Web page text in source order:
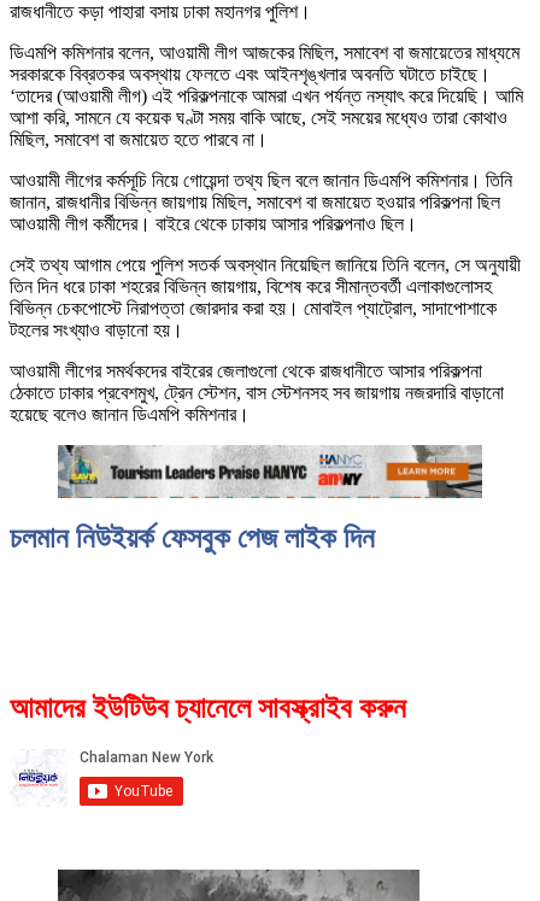
রাজধানীতে কড়া পাহারা বসায় ঢাকা মহানগর পুলিশ।
ডিএমপি কমিশনার বলেন, আওয়ামী লীগ আজকের মিছিল, সমাবেশ বা জমায়েতের মাধ্যমে
সরকারকে বিব্রতকর অবস্থায় ফেলতে এবং আইনশৃঙ্খলার অবনতি ঘটাতে চাইছে।
‘তাদের (আওয়ামী লীগ) এই পরিকল্পনাকে আমরা এখন পর্যন্ত নস্যাৎ করে দিয়েছি। আমি
আশা করি, সামনে যে কয়েক ঘণ্টা সময় বাকি আছে, সেই সময়ের মধ্যেও তারা কোথাও
মিছিল, সমাবেশ বা জমায়েত হতে পারবে না।
আওয়ামী লীগের কর্মসূচি নিয়ে গোয়েন্দা তথ্য ছিল বলে জানান ডিএমপি কমিশনার। তিনি
জানান, রাজধানীর বিভিন্ন জায়গায় মিছিল, সমাবেশ বা জমায়েত হওয়ার পরিকল্পনা ছিল
আওয়ামী লীগ কর্মীদের। বাইরে থেকে ঢাকায় আসার পরিকল্পনাও ছিল।
সেই তথ্য আগাম পেয়ে পুলিশ সতর্ক অবস্থান নিয়েছিল জানিয়ে তিনি বলেন, সে অনুযায়ী
তিন দিন ধরে ঢাকা শহরের বিভিন্ন জায়গায়, বিশেষ করে সীমান্তবর্তী এলাকাগুলোসহ
বিভিন্ন চেকপোস্টে নিরাপত্তা জোরদার করা হয়। মোবাইল প্যাট্রোল, সাদাপোশাকে
টহলের সংখ্যাও বাড়ানো হয়।
আওয়ামী লীগের সমর্থকদের বাইরের জেলাগুলো থেকে রাজধানীতে আসার পরিকল্পনা
ঠেকাতে ঢাকার প্রবেশমুখ, ট্রেন স্টেশন, বাস স্টেশনসহ সব জায়গায় নজরদারি বাড়ানো
হয়েছে বলেও জানান ডিএমপি কমিশনার।
চলমান নিউইয়র্ক ফেসবুক পেজ লাইক দিন
আমাদের ইউটিউব চ্যানেলে সাবস্ক্রাইব করুন